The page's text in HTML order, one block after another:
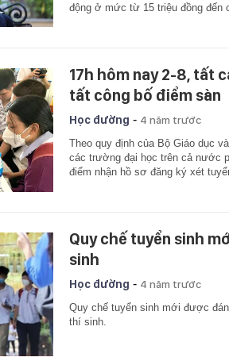
động ở mức từ 15 triệu đồng đến
17h hôm nay 2-8, tất
tất công bố điểm sàn
Học đường - 4 năm trước
Theo quy định của Bộ Giáo dục
các trường đại học trên cả nước
điểm nhận hồ sơ đăng ký xét
Quy chế tuyển sinh
sinh
Học đường - 4 năm trước
Quy chế tuyển sinh mới được
thí sinh.